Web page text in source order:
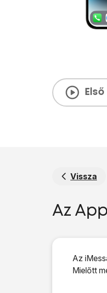
Vissza
Az
Az
Mielőtt